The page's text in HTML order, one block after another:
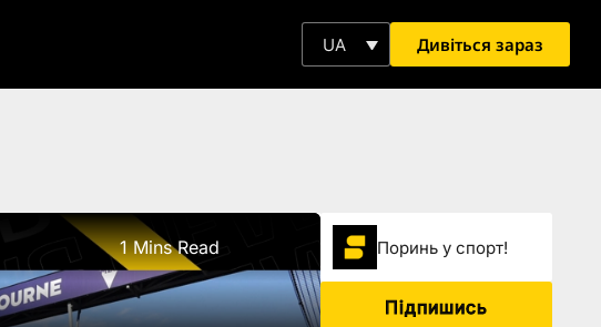
UA Дивіться зараз
1 Mins Read Поринь у спорт!
Підпишись